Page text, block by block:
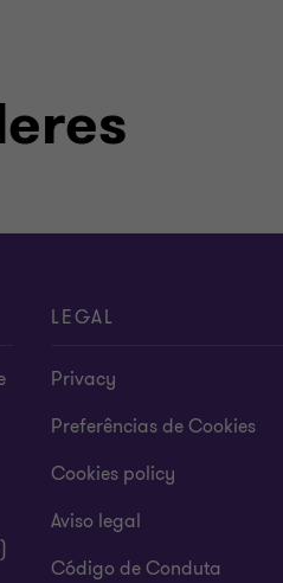
LEGAL
Privacy
Preferências de Cookies
Cookies policy
Aviso legal
Código de Conduta